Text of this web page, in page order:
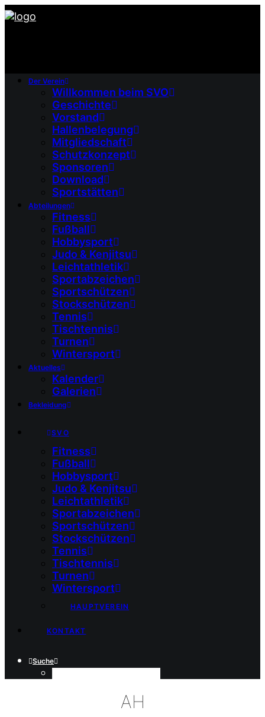
Der Verein
Willkommen beim SVO
Geschichte
Vorstand
Hallenbelegung
Mitgliedschaft
Schutzkonzept
Sponsoren
Download
Sportstätten
Abteilungen
Fitness
Fußball
Hobbysport
Judo & Kenjitsu
Leichtathletik
Sportabzeichen
Sportschützen
Stockschützen
Tennis
Tischtennis
Turnen
Wintersport
Aktuelles
Kalender
Galerien
Bekleidung
SVO
Fitness
Fußball
Hobbysport
Judo & Kenjitsu
Leichtathletik
Sportabzeichen
Sportschützen
Stockschützen
Tennis
Tischtennis
Turnen
Wintersport
HAUPTVEREIN
KONTAKT
Suche
AH